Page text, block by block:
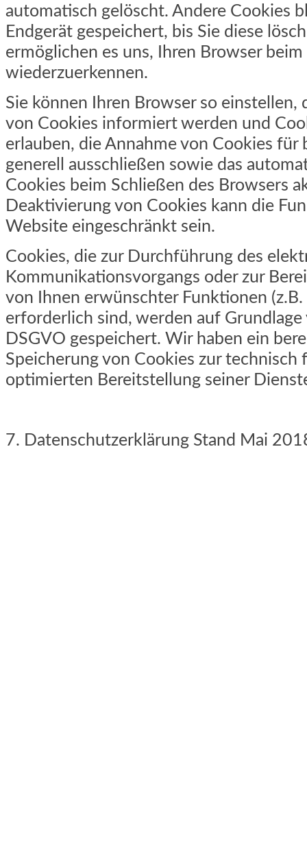
automatisch gelöscht. Andere Cookies
Endgerät gespeichert, bis Sie diese
ermöglichen es uns, Ihren Browser
wiederzuerkennen.
Sie können Ihren Browser so einstellen,
von Cookies informiert werden und
erlauben, die Annahme von Cookies für
generell ausschließen sowie das
Cookies beim Schließen des Browsers
Deaktivierung von Cookies kann die
Website eingeschränkt sein.
Cookies, die zur Durchführung des
Kommunikationsvorgangs oder zur
von Ihnen erwünschter Funktionen
erforderlich sind, werden auf
DSGVO gespeichert. Wir haben ein
Speicherung von Cookies zur technisch
optimierten Bereitstellung seiner
7. Datenschutzerklärung Stand Mai